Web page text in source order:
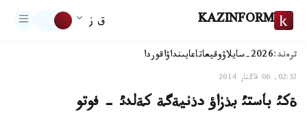
KAZINFORM ق ز
ترەند:2026-سايلاۋ وقيعاتاعايىنداۋاقوردا
02:32, 06 قاڭتار 2014
ةكئ باستئ بذزاؤ دذنيةگة كةلدئ - فوتو